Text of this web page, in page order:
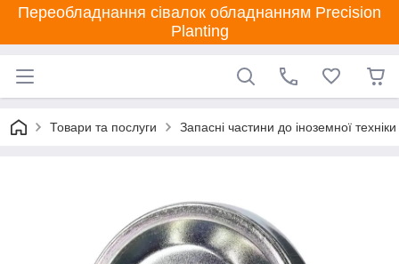
Переобладнання сівалок обладнанням Precision
Planting
Товари та послуги Запасні частини до іноземної техніки